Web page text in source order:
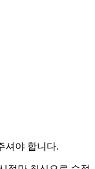
셔야 합니다.